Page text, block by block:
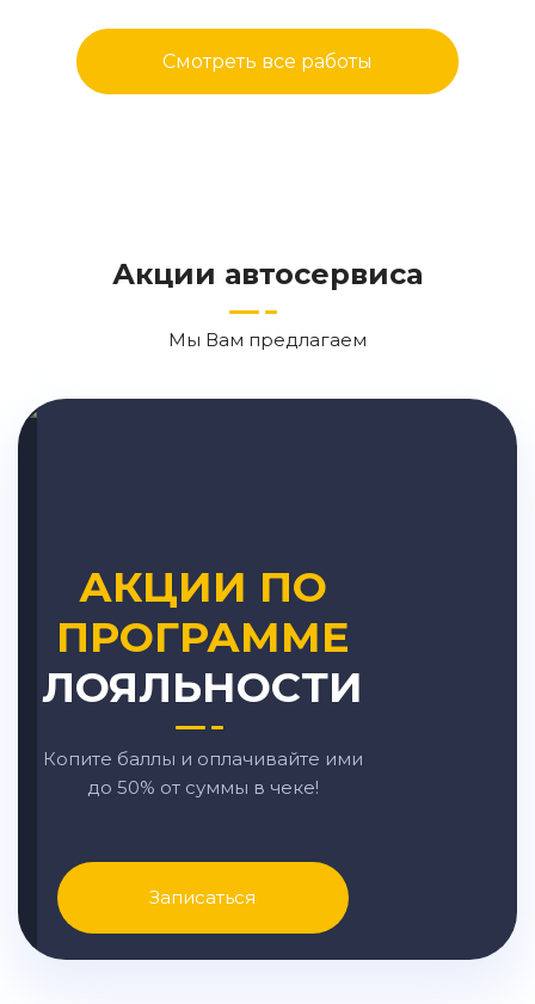
Смотреть все работы
Акции автосервиса
Мы Вам предлагаем
АКЦИИ ПО
ПРОГРАММЕ
ЛОЯЛЬНОСТИ
Копите баллы и оплачивайте ими
до 50% от суммы в чеке!
Записаться